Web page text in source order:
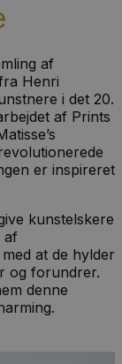
af
Henri
i det 20.
af Prints
er inspireret
kunstelskere
af
at de hylder
og forundrer.
denne